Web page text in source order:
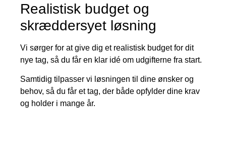
Realistisk budget og
skræddersyet løsning
Vi sørger for at give dig et realistisk budget for dit
nye tag, så du får en klar idé om udgifterne fra start.
Samtidig tilpasser vi løsningen til dine ønsker og
behov, så du får et tag, der både opfylder dine krav
og holder i mange år.